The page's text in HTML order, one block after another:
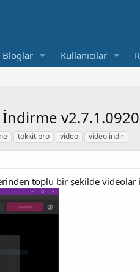
Bloglar Kullanıcılar
v2.7.1.0920
tokkit pro video video indir
toplu bir şekilde